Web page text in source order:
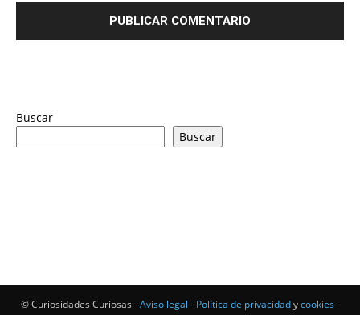
Buscar
Buscar
© Curiosidades Curiosas -Aviso legal - Política de privacidadycookies -